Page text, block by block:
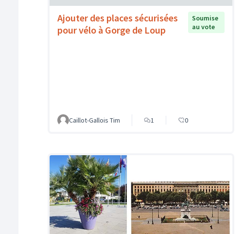
Ajouter des places sécurisées
pour vélo à Gorge de Loup
Soumise
au vote
Caillot-Gallois Tim 1 0